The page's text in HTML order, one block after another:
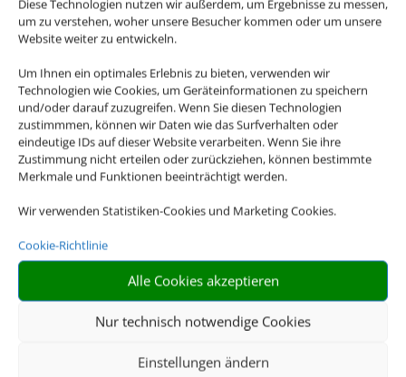
Diese Technologien nutzen wir außerdem, um Ergebnisse zu messen,
um zu verstehen, woher unsere Besucher kommen oder um unsere
Website weiter zu entwickeln.
Um Ihnen ein optimales Erlebnis zu bieten, verwenden wir
Technologien wie Cookies, um Geräteinformationen zu speichern
und/oder darauf zuzugreifen. Wenn Sie diesen Technologien
zustimmmen, können wir Daten wie das Surfverhalten oder
eindeutige IDs auf dieser Website verarbeiten. Wenn Sie ihre
Zustimmung nicht erteilen oder zurückziehen, können bestimmte
Merkmale und Funktionen beeinträchtigt werden.
Wir verwenden Statistiken-Cookies und Marketing Cookies.
Cookie-Richtlinie
Alle Cookies akzeptieren
Nur technisch notwendige Cookies
Einstellungen ändern
© eyetronic/stock.adobe.com
©Bayern Tourismus Marketing GmbH
© haiderose/stock.adobe.com
© helmutvogler/stock.adobe.com
© Arthur Palmer/stock.adobe.com
Portugal
© Balate Dorin/stock.adobe.com
© santosha57/stock.adobe.com
© Rechitan Sorin/stock.adobe.com
© acnaleksy/stock.adobe.com
Cluburlaub
© Netfalls/stock.adobe.com
© haiderose/stock.adobe.com
© andrzej2012/stock.adobe.com